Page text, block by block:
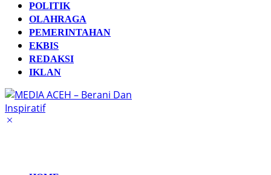
POLITIK
OLAHRAGA
PEMERINTAHAN
EKBIS
REDAKSI
IKLAN